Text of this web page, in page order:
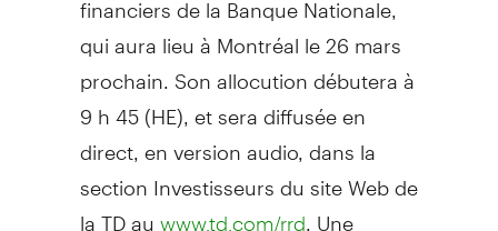
qui aura lieu à Montréal le 26 mars
prochain. Son allocution débutera à
9 h 45 (HE), et sera diffusée en
direct, en version audio, dans la
section Investisseurs du site Web de
la TD au www.td.com/rrd . Une